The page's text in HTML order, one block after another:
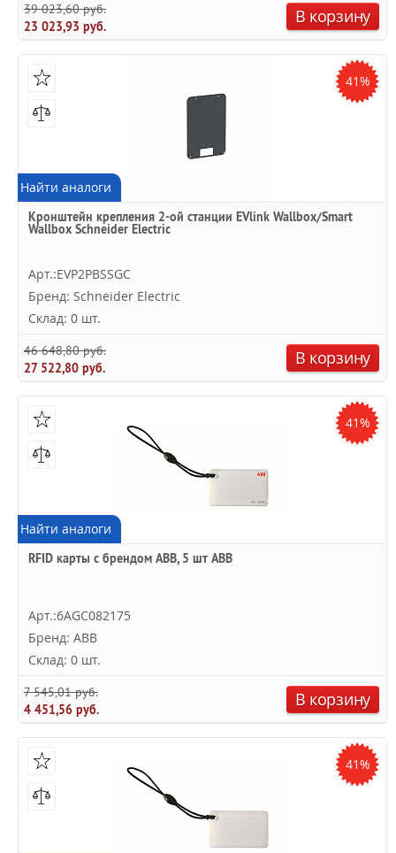
39 023,60 руб.
23 023,93 руб.
В корзину
41%
Найти аналоги
Кронштейн крепления 2-ой станции EVlink Wallbox/Smart
Wallbox Schneider Electric
Арт.:EVP2PBSSGC
Бренд: Schneider Electric
Склад: 0 шт.
46 648,80 руб.
27 522,80 руб.
В корзину
41%
Найти аналоги
RFID карты с брендом ABB, 5 шт ABB
Арт.:6AGC082175
Бренд: ABB
Склад: 0 шт.
7 545,01 руб.
4 451,56 руб.
В корзину
41%